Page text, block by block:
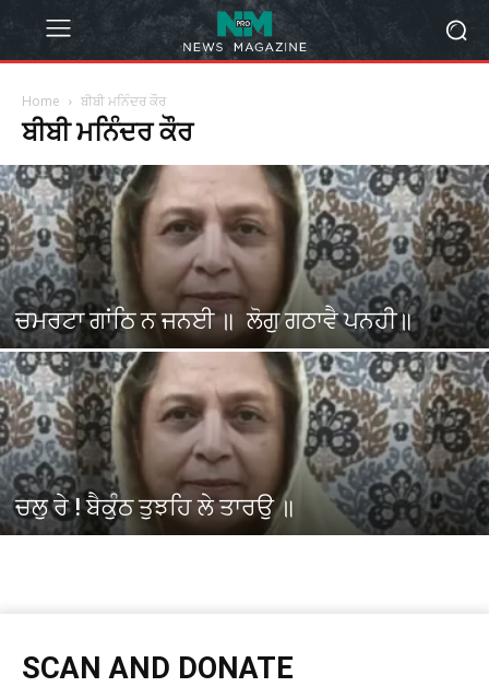
Home ਬੀਬੀ ਮਨਿੰਦਰ ਕੌਰ
ਬੀਬੀ ਮਨਿੰਦਰ ਕੌਰ
ਚਮਰਟਾ ਗਾਂਠਿ ਨ ਜਨਈ ॥ ਲੋਗੁ ਗਠਾਵੈ ਪਨਹੀ॥
ਚਲੁ ਰੇ ! ਬੈਕੁੰਠ ਤੁਝਹਿ ਲੇ ਤਾਰਉ ॥
SCAN AND DONATE